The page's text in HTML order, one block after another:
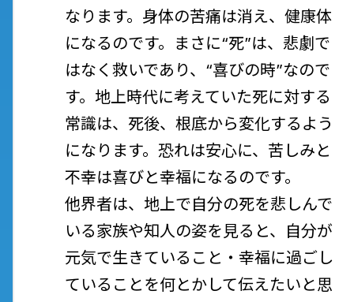
なります。身体の苦痛は消え、健康体
になるのです。まさに“死”は、悲劇で
はなく救いであり、“喜びの時”なので
す。地上時代に考えていた死に対する
常識は、死後、根底から変化するよう
になります。恐れは安心に、苦しみと
不幸は喜びと幸福になるのです。
他界者は、地上で自分の死を悲しんで
いる家族や知人の姿を見ると、自分が
元気で生きていること・幸福に過ごし
ていることを何とかして伝えたいと思